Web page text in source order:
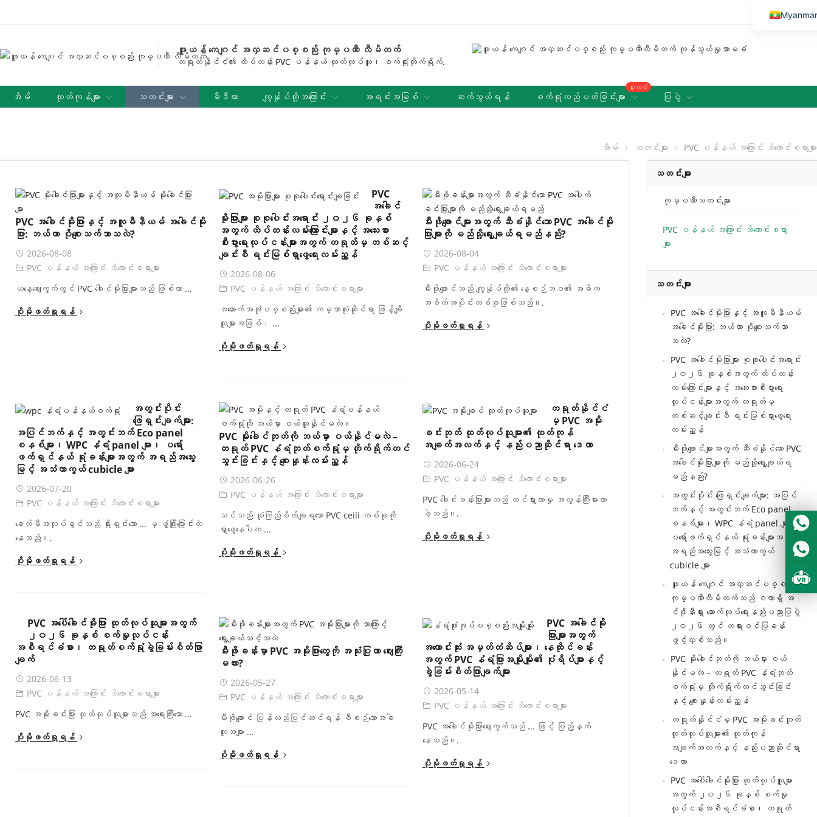
ဖူယန် ကေဂျင် အလှဆင်ပစ္စည်း ကုမ္ပဏီ လီမိတက်
တရုတ်နိုင်ငံ၏ ထိပ်တန်း PVC ပန်နယ် ထုတ်လုပ်သူ၊ စက်ရုံတိုက်ရိုက်.
အိမ် ထုတ်ကုန်များ သတင်းများ မီဒီယာ ကျွန်ုပ်တို့အကြောင်း အရင်းအမြစ် ဆက်သွယ်ရန် စက်ရုံလည်ပတ်ခြင်းများ
ပူတယ်
ပြပွဲ
အိမ် သတင်းများ PVC ပန်နယ် အကြောင်း သိကောင်းစရာများ
PVC အခေါင်မိုးပြားနှင့် အလူမီနီယမ် အခေါင်မိုး
ပြား: ဘယ်ဟာ ပိုစျေးသက်သာသလဲ?
2026-08-08
PVC ပန်နယ် အကြောင်း သိကောင်းစရာများ
ယနေ့ဈေးကွက်တွင် PVC ခေါင်မိုးပြားများသည် ဖြစ်လာ ...
ပိုမိုဖတ်ရှုရန်
PVC
အခေါင်
မိုးပြားများ စုစုပေါင်းအရောင်း ၂၀၂၆ ခုနှစ်
အတွက် ထိပ်တန်းလမ်းကြောင်းများနှင့် အသေးစား
စီးပွားရေးလုပ်ငန်းများအတွက် တရုတ်မှ တစ်ဆင့်
ချင်းစီ ရင်းမြစ်ရှာဖွေရေးလမ်းညွှန်
2026-08-06
PVC ပန်နယ် အကြောင်း သိကောင်းစရာများ
အဆောက်အအုံပစ္စည်းများ၏ ကမ္ဘာလုံးဆိုင်ရာ ဖြန့်ချိ
သူများအဖြစ်၊ ...
ပိုမိုဖတ်ရှုရန်
မီးဖိုချောင်များအတွက် ဆီခံနိုင်သော PVC အခေါင်မိုး
ပြားများကို မည်သို့ရွေးချယ်ရမည်နည်း?
2026-08-04
PVC ပန်နယ် အကြောင်း သိကောင်းစရာများ
မီးဖိုချောင်သည် ကျွန်ုပ်တို့၏ နေ့စဉ်ဘဝ၏ အဓိက
အစိတ်အပိုင်းတစ်ခုဖြစ်သည်။.
ပိုမိုဖတ်ရှုရန်
အတွင်းပိုင်း
ဖြေရှင်းချက်များ:
အပြင်ဘက်နှင့် အတွင်းဘက် Eco panel
စနစ်များ၊ WPC နံရံ panel များ၊ ပရော်
ဖက်ရှင်နယ် ရုံးခန်းများအတွက် အရည်အသွေး
မြင့် အသံကာကွယ် cubicle များ
2026-07-20
PVC ပန်နယ် အကြောင်း သိကောင်းစရာများ
ခေတ်မီအလုပ်ခွင်သည် ရိုးရှင်းသော ... မှ ဖွံ့ဖြိုးပြောင်းလဲ
နေသည်။.
ပိုမိုဖတ်ရှုရန်
PVC မိုးခေါင်ဘုတ်ကို ဘယ်မှာ ဝယ်နိုင်မလဲ –
တရုတ် PVC နံရံဘုတ်စက်ရုံမှ တိုက်ရိုက်တင်
သွင်းခြင်းနှင့် စျေးနှုန်းလမ်းညွှန်
2026-06-26
PVC ပန်နယ် အကြောင်း သိကောင်းစရာများ
သင်သည် ယုံကြည်စိတ်ချရသော PVC ceili တစ်ခုကို
ရှာဖွေနေပါက ...
ပိုမိုဖတ်ရှုရန်
တရုတ်နိုင်ငံ
မှ PVC အမိုး
ခင်းဘုတ် ထုတ်လုပ်သူများ၏ ထုတ်ကုန်
အချက်အလက်နှင့် နည်းပညာဆိုင်ရာ ဒေတာ
2026-06-24
PVC ပန်နယ် အကြောင်း သိကောင်းစရာများ
PVC ခေါင်းခန်းပြားများသည် ထင်ရှားလာမှု အလွန်ကြီးမားလာ
ခဲ့သည်။.
ပိုမိုဖတ်ရှုရန်
PVC အပေါ်ခေါင်မိုးပြား ထုတ်လုပ်သူများအတွက်
၂၀၂၆ ခုနှစ် စက်မှုလုပ်ငန်း
အစီရင်ခံစာ၊ တရုတ်စက်ရုံခွဲခြမ်းစိတ်ဖြာ
ချက်
2026-06-13
PVC ပန်နယ် အကြောင်း သိကောင်းစရာများ
PVC အမိုးခင်းပြား ထုတ်လုပ်သူများသည် အရေးကြီးသော ...
ပိုမိုဖတ်ရှုရန်
မီးဖိုခန်းမှာ PVC အမိုးပြားတွေကို အသုံးပြုတာ ဈေးကြီး
မလား?
2026-05-27
PVC ပန်နယ် အကြောင်း သိကောင်းစရာများ
မီးဖိုချောင် ပြန်လည်ပြင်ဆင်ရန် စီစဉ်သောအခါ
လူအများ ...
ပိုမိုဖတ်ရှုရန်
PVC အခေါင်မိုး
ပြားများအတွက်
အကောင်းဆုံး အမှတ်တံဆိပ်များ၊ နေထိုင်ခန်း
အတွက် PVC နံရံပြားအမျိုးမျိုး၏ ပုံရိပ်များနှင့်
ခွဲခြမ်းစိတ်ဖြာချက်များ
2026-05-14
PVC ပန်နယ် အကြောင်း သိကောင်းစရာများ
PVC အခေါင်မိုးပြားဈေးကွက်သည် ... ဖြင့် ပြည့်နှက်
နေသည်။.
ပိုမိုဖတ်ရှုရန်
သတင်းများ
ကုမ္ပဏီသတင်းများ
PVC ပန်နယ် အကြောင်း သိကောင်းစရာ
များ
သတင်းများ
PVC အခေါင်မိုးပြားနှင့် အလူမီနီယမ်
အခေါင်မိုးပြား: ဘယ်ဟာ ပိုစျေးသက်သာ
သလဲ?
PVC အခေါင်မိုးပြားများ စုစုပေါင်းအရောင်း
၂၀၂၆ ခုနှစ်အတွက် ထိပ်တန်း
လမ်းကြောင်းများနှင့် အသေးစားစီးပွားရေး
လုပ်ငန်းများအတွက် တရုတ်မှ
တစ်ဆင့်ချင်းစီ ရင်းမြစ်ရှာဖွေရေး
လမ်းညွှန်
မီးဖိုချောင်များအတွက် ဆီခံနိုင်သော PVC
အခေါင်မိုးပြားများကို မည်သို့ရွေးချယ်ရ
မည်နည်း?
အတွင်းပိုင်း ဖြေရှင်းချက်များ: အပြင်
ဘက်နှင့် အတွင်းဘက် Eco panel
စနစ်များ၊ WPC နံရံ panel များ၊
ပရော်ဖက်ရှင်နယ် ရုံးခန်းများအတွက်
အရည်အသွေးမြင့် အသံကာကွယ်
cubicle များ
ဖူယန် ကေဂျင် အလှဆင်ပစ္စည်း
ကုမ္ပဏီလီမိတက်သည် ဂကာရှိ အ
င်ဒိုနီးရှား ဆောက်လုပ်ရေးနည်းပညာပြပွဲ
၂၀၂၆ တွင် တရားဝင်ပြခန်း
ဖွင့်လှစ်သည်။
PVC မိုးခေါင်ဘုတ်ကို ဘယ်မှာ ဝယ်
နိုင်မလဲ – တရုတ် PVC နံရံဘုတ်
စက်ရုံမှ တိုက်ရိုက်တင်သွင်းခြင်း
နှင့် စျေးနှုန်းလမ်းညွှန်
တရုတ်နိုင်ငံမှ PVC အမိုးခင်းဘုတ်
ထုတ်လုပ်သူများ၏ ထုတ်ကုန်
အချက်အလက်နှင့် နည်းပညာဆိုင်ရာ
ဒေတာ
PVC အပေါ်ခေါင်မိုးပြား ထုတ်လုပ်သူများ
အတွက် ၂၀၂၆ ခုနှစ် စက်မှု
လုပ်ငန်းအစီရင်ခံစာ၊ တရုတ်
Myanmar
Kazakh
Uzbek
Turkish
German